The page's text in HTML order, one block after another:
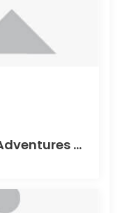
Comiclist Preview: A & A Adventures of Archerin ja Armstrong#11